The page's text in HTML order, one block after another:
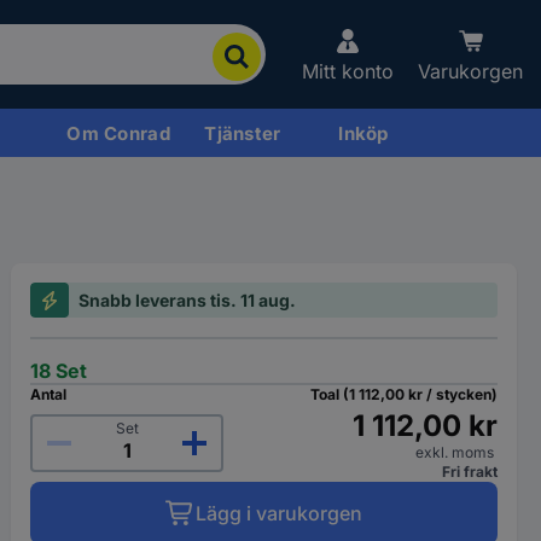
Mitt konto Varukorgen
Om Conrad Tjänster Inköp
Snabb leverans tis. 11 aug.
18 Set
Antal
Set
Toal (1 112,00 kr / stycken)
1 112,00 kr
exkl. moms
Fri frakt
Lägg i varukorgen